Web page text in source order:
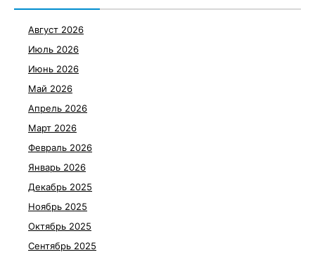
Август 2026
Июль 2026
Июнь 2026
Май 2026
Апрель 2026
Март 2026
Февраль 2026
Январь 2026
Декабрь 2025
Ноябрь 2025
Октябрь 2025
Сентябрь 2025